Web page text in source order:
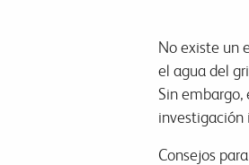
No existe un
el agua del
Sin
investigación
Consejos